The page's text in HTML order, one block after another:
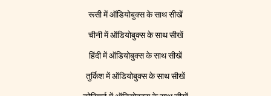
रूसी में ऑडियोबुक्स के साथ सीखें
चीनी में ऑडियोबुक्स के साथ सीखें
हिंदी में ऑडियोबुक्स के साथ सीखें
तुर्किश में ऑडियोबुक्स के साथ सीखें